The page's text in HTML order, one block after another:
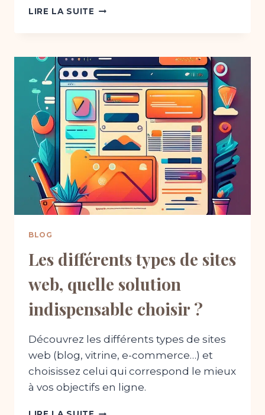
LIRE LA SUITE COMMENT
WEB
PROFESSIONNEL
POUR
VOTRE
ENTREPRISE
?
BLOG
Les différents types de sites
web, quelle solution
indispensable choisir ?
Découvrez les différents types de sites
web (blog, vitrine, e-commerce…) et
choisissez celui qui correspond le mieux
à vos objectifs en ligne.
LES